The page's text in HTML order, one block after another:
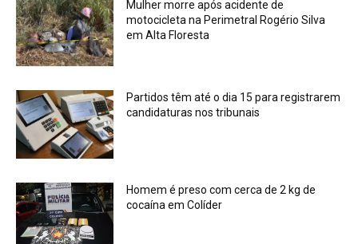
Mulher morre após acidente de
motocicleta na Perimetral Rogério Silva
em Alta Floresta
Partidos têm até o dia 15 para registrarem
candidaturas nos tribunais
Homem é preso com cerca de 2 kg de
cocaína em Colíder